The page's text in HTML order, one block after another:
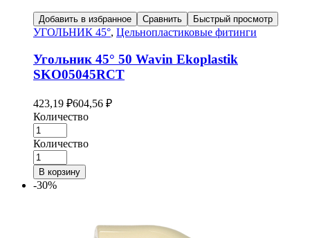
Добавить в избранное Сравнить Быстрый просмотр
УГОЛЬНИК 45°, Цельнопластиковые фитинги
Угольник 45° 50 Wavin Ekoplastik
SKO05045RCT
423,19 ₽604,56 ₽
Количество
Количество
В корзину
-30%